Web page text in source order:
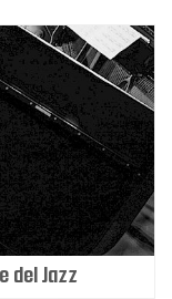
del Jazz